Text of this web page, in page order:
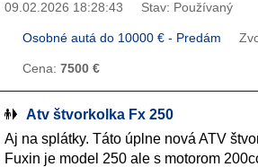
09.02.2026 18:28:43 Stav: Používaný
Osobné autá do 10000 € - Predám
Cena: 7500 €
Atv štvorkolka Fx 250
Aj na splátky. Táto úplne nová ATV
Fuxin je model 250 ale s motorom